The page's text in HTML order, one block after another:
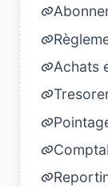
Achats